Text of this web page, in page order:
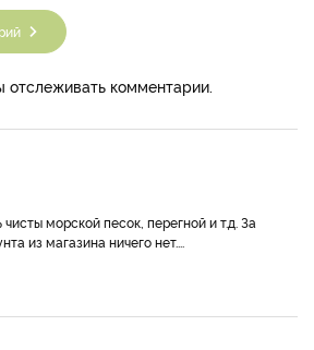
отслеживать комментарии.
морской песок, перегной и т.д. За
из магазина ничего нет....